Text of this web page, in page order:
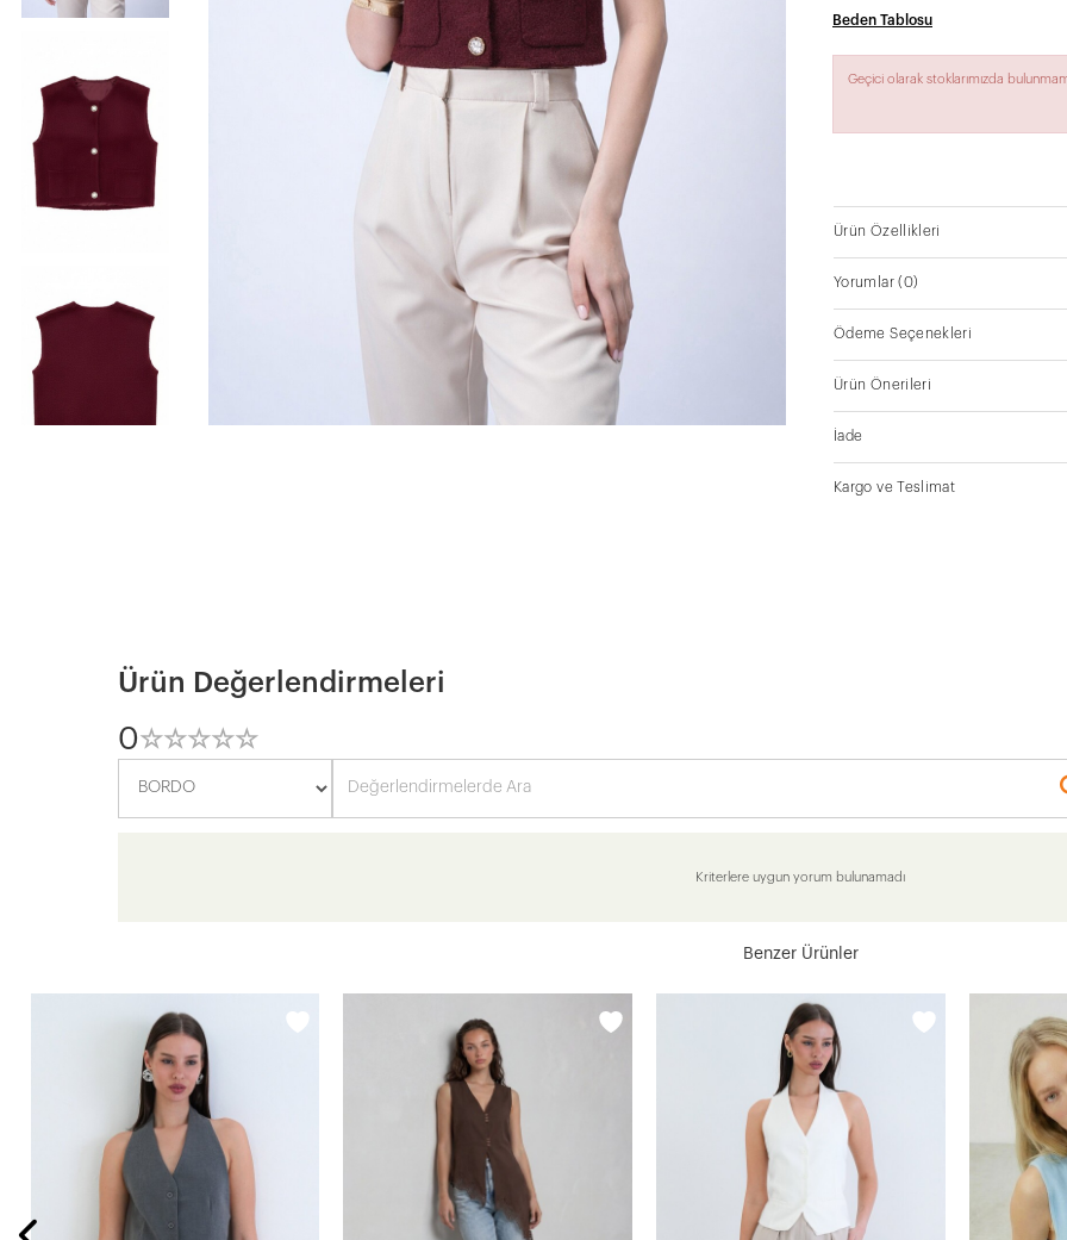
Beden Tablosu
Geçici olarak stoklarımızda
Ürün Özellikleri
Yorumlar(0)
Ödeme Seçenekleri
Ürün Önerileri
İade
Kargo ve Teslimat
Ürün Değerlendirmeleri
0☆☆☆☆☆
★★★★★
Kriterlere uygun yorum bulunamadı
Benzer Ürünler